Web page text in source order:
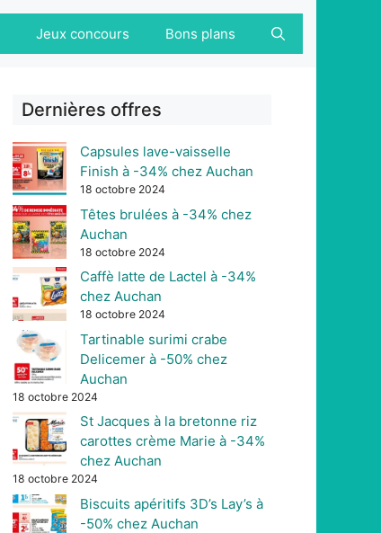
Jeux concours Bons plans
Dernières offres
Capsules lave-vaisselle
Finish à -34% chez Auchan
18 octobre 2024
Têtes brulées à -34% chez
Auchan
18 octobre 2024
Caffè latte de Lactel à -34%
chez Auchan
18 octobre 2024
Tartinable surimi crabe
Delicemer à -50% chez
Auchan
18 octobre 2024
St Jacques à la bretonne riz
carottes crème Marie à -34%
chez Auchan
18 octobre 2024
Biscuits apéritifs 3D’s Lay’s à
-50% chez Auchan